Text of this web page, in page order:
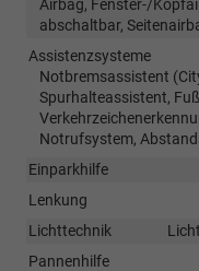
Airbag, Fenster-/
abschaltbar,
Assistenzsysteme
Notbremsassistent
Spurhalteassistent,
Notrufsystem,
Einparkhilfe
Lenkung
Lichttechnik
Pannenhilfe